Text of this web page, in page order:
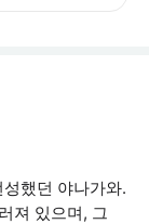
했던 야나가와.
져 있으며, 그